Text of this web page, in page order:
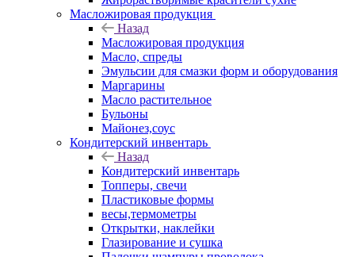
Масложировая продукция
Назад
Масложировая продукция
Масло, спреды
Эмульсии для смазки форм и оборудования
Маргарины
Масло растительное
Бульоны
Майонез,соус
Кондитерский инвентарь
Назад
Кондитерский инвентарь
Топперы, свечи
Пластиковые формы
весы,термометры
Открытки, наклейки
Глазирование и сушка